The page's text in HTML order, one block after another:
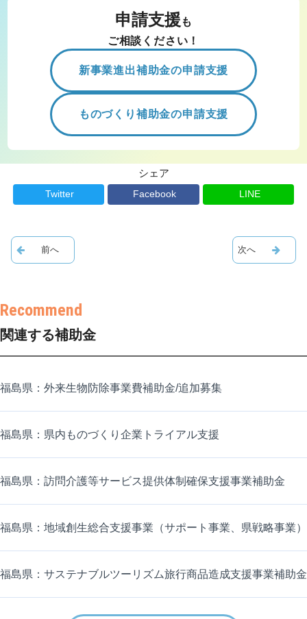
申請支援 も
ご相談ください！
新事業進出補助金の申請支援
ものづくり補助金の申請支援
シェア
Twitter Facebook LINE
関連する補助金
福島県：外来生物防除事業費補助金/追加募集
福島県：県内ものづくり企業トライアル支援
福島県：訪問介護等サービス提供体制確保支援事業補助金
福島県：地域創生総合支援事業（サポート事業、県戦略事業）
福島県：サステナブルツーリズム旅行商品造成支援事業補助金